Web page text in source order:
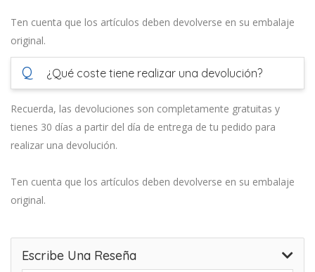
Ten cuenta que los artículos deben devolverse en su embalaje
original.
Q ¿Qué coste tiene realizar una devolución?
Recuerda, las devoluciones son completamente gratuitas y
tienes 30 días a partir del día de entrega de tu pedido para
realizar una devolución.
Ten cuenta que los artículos deben devolverse en su embalaje
original.
Escribe Una Reseña